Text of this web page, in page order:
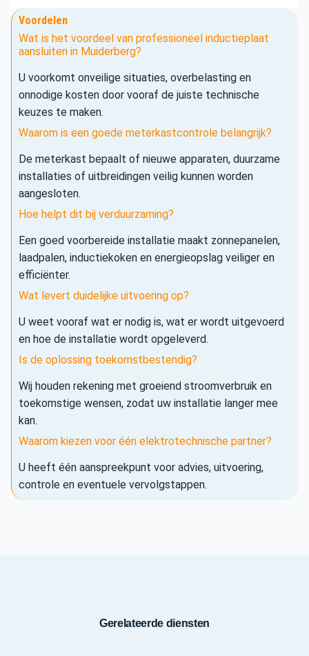
Voordelen
Wat is het voordeel van professioneel inductieplaat
aansluiten in Muiderberg?
U voorkomt onveilige situaties, overbelasting en
onnodige kosten door vooraf de juiste technische
keuzes te maken.
Waarom is een goede meterkastcontrole belangrijk?
De meterkast bepaalt of nieuwe apparaten, duurzame
installaties of uitbreidingen veilig kunnen worden
aangesloten.
Hoe helpt dit bij verduurzaming?
Een goed voorbereide installatie maakt zonnepanelen,
laadpalen, inductiekoken en energieopslag veiliger en
efficiënter.
Wat levert duidelijke uitvoering op?
U weet vooraf wat er nodig is, wat er wordt uitgevoerd
en hoe de installatie wordt opgeleverd.
Is de oplossing toekomstbestendig?
Wij houden rekening met groeiend stroomverbruik en
toekomstige wensen, zodat uw installatie langer mee
kan.
Waarom kiezen voor één elektrotechnische partner?
U heeft één aanspreekpunt voor advies, uitvoering,
controle en eventuele vervolgstappen.
Gerelateerde diensten